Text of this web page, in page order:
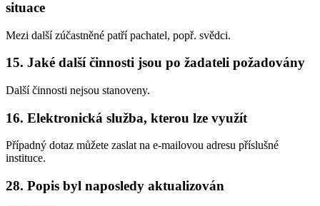
situace
Mezi další zúčastněné patří pachatel, popř. svědci.
15. Jaké další činnosti jsou po žadateli požadovány
Další činnosti nejsou stanoveny.
16. Elektronická služba, kterou lze využít
Případný dotaz můžete zaslat na e-mailovou adresu příslušné
instituce.
28. Popis byl naposledy aktualizován